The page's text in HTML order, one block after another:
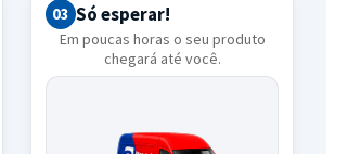
03 Só esperar!
Em poucas horas o seu produto
chegará até você.